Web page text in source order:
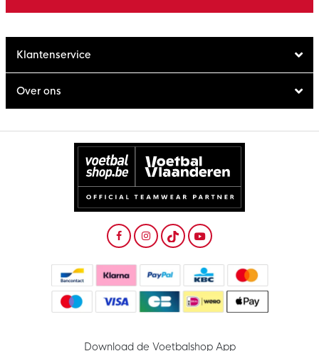
Klantenservice
Over ons
Download de Voetbalshop App